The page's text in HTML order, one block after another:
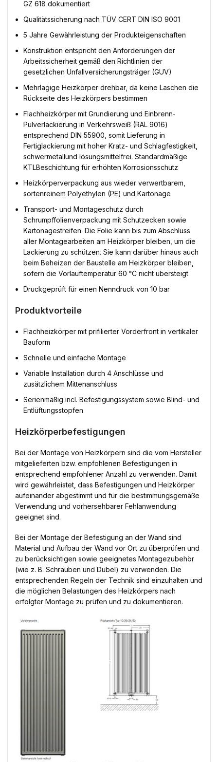
GZ 618 dokumentiert
Qualitätssicherung nach TÜV CERT DIN ISO 9001
5 Jahre Gewährleistung der Produkteigenschaften
Konstruktion entspricht den Anforderungen der
Arbeitssicherheit gemäß den Richtlinien der
gesetzlichen Unfallversicherungsträger (GUV)
Mehrlagige Heizkörper drehbar, da keine Laschen die
Rückseite des Heizkörpers bestimmen
Flachheizkörper mit Grundierung und Einbrenn-
Pulverlackierung in Verkehrsweiß (RAL 9016)
entsprechend DIN 55900, somit Lieferung in
Fertiglackierung mit hoher Kratz- und Schlagfestigkeit,
schwermetallund lösungsmittelfrei. Standardmäßige
KTLBeschichtung für erhöhten Korrosionsschutz
Heizkörperverpackung aus wieder verwertbarem,
sortenreinem Polyethylen (PE) und Kartonage
Transport- und Montageschutz durch
Schrumpffolienverpackung mit Schutzecken sowie
Kartonagestreifen. Die Folie kann bis zum Abschluss
aller Montagearbeiten am Heizkörper bleiben, um die
Lackierung zu schützen. Sie kann darüber hinaus auch
beim Beheizen der Baustelle am Heizkörper bleiben,
sofern die Vorlauftemperatur 60 °C nicht übersteigt
Druckgeprüft für einen Nenndruck von 10 bar
Produktvorteile
Flachheizkörper mit prifilierter Vorderfront in vertikaler
Bauform
Schnelle und einfache Montage
Variable Installation durch 4 Anschlüsse und
zusätzlichem Mittenanschluss
Serienmäßig incl. Befestigungssystem sowie Blind- und
Entlüftungsstopfen
Heizkörperbefestigungen
Bei der Montage von Heizkörpern sind die vom Hersteller
mitgelieferten bzw. empfohlenen Befestigungen in
entsprechend empfohlener Anzahl zu verwenden. Damit
wird gewährleistet, dass Befestigungen und Heizkörper
aufeinander abgestimmt und für die bestimmungsgemäße
Verwendung und vorhersehbarer Fehlanwendung
geeignet sind.
Bei der Montage der Befestigung an der Wand sind
Material und Aufbau der Wand vor Ort zu überprüfen und
zu berücksichtigen sowie geeignetes Montagezubehör
(wie z. B. Schrauben und Dübel) zu verwenden. Die
entsprechenden Regeln der Technik sind einzuhalten und
die möglichen Belastungen des Heizkörpers nach
erfolgter Montage zu prüfen und zu dokumentieren.